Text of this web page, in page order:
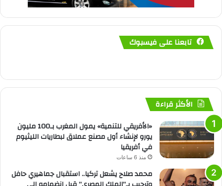
تابعنا على فيسبوك
الأكثر قراءة
«الأفريقي للتنمية» يمول المغرب بـ100 مليون
يورو لإنشاء أول مصنع عملاق لبطاريات الليثيوم
في أفريقيا
منذ 6 ساعات
محمد صلاح يشعل تركيا.. استقبال جماهيري حافل